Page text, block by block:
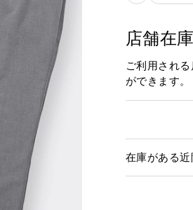
店舗在
ご利用され
ができます。
在庫がある